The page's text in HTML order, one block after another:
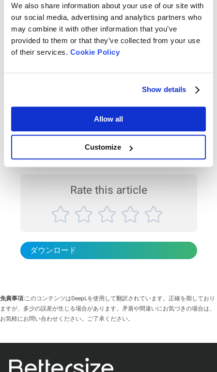
We also share information about your use of our site with
our social media, advertising and analytics partners who
may combine it with other information that you’ve
provided to them or that they’ve collected from your use
of their services. Cookie Policy
Show details
Allow all
Customize
漢方生薬粉末の粒子径および粒子径分布は、製品の品質・溶出性・生
体利用率に関わる重要な物性パラメータであり、製剤の安定性および
安全性にも密接に関与します。ところが、天然由来の漢方原料は粒子
形状が不規則かつ不均質であるため、測定手法によって得られる結果
にバラツキが生じることが課題となっています。 本研究では、広い測
定範囲・迅速な測定・高い再現性を有するレーザー回折法に着目し、
しました。 測定対象生薬（粉末） 茯苓（Poria cocos） 黄耆
画像解析式粒子径・粒子形状分析装置の研磨材分
野への応用
優れた精度を示し、特に粗大粒子の分離能力が高いことが確認されま
した。これにより、粒子径分布や粒子形状（円形度、縦横比など）を
製造工程で正確にモニタリングすることが可能となり、製品の粒度均
一性が確保され、研磨工具の性能向上にもつながります。 研磨材業界
において、画像解析法は欠かせない評価手法の一つとして、品質管理
や工程管理に大きく貢献します。 使用装置 BeVision S1（画像解析式
レーザー回折式粒度分布測定による農薬品質の評
農薬製品において、粒子径は残効性、生物活性、製剤の安定性に直接
は、粒度分布の評価が不可欠となります。本アプリケーションノート
では、懸濁型農薬の粒子径分布をレーザー回折法で測定し、品質の評
価を行った事例をご紹介します。 測定概要 使用機種：Bettersizer ST
大粒子までの粒度分布を迅速かつ正確に測定できる装置です。農薬の
品質管理においては、粒度分布を把...
Rate this article
ダウンロード
免責事項:このコンテンツはDeepLを使用して翻訳されています。正確を期しており
ますが、多少の誤差が生じる場合があります。矛盾や間違いにお気づきの場合は、
お気軽にお問い合わせください。ご了承ください。